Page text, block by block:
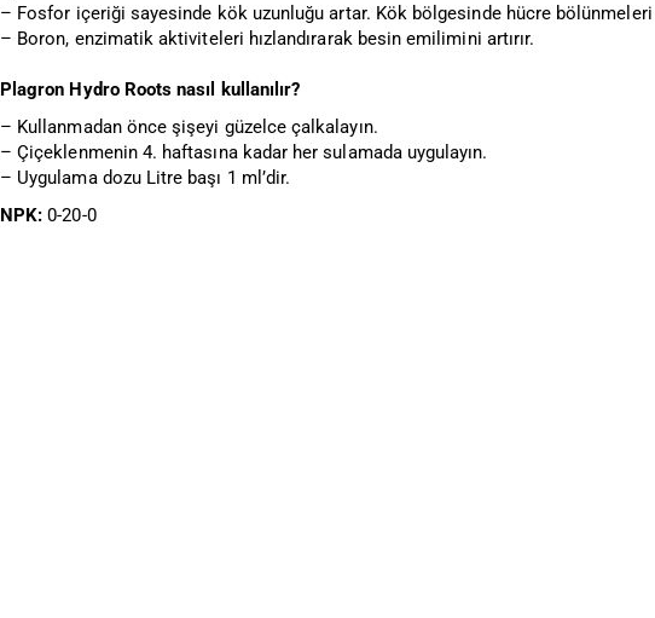
– Fosfor içeriği sayesinde kök uzunluğu artar. Kök bölgesinde hücre bölünmeleri
– Boron, enzimatik aktiviteleri hızlandırarak besin emilimini artırır.
Plagron Hydro Roots nasıl kullanılır?
– Kullanmadan önce şişeyi güzelce çalkalayın.
– Çiçeklenmenin 4. haftasına kadar her sulamada uygulayın.
– Uygulama dozu Litre başı 1 ml’dir.
NPK:0-20-0